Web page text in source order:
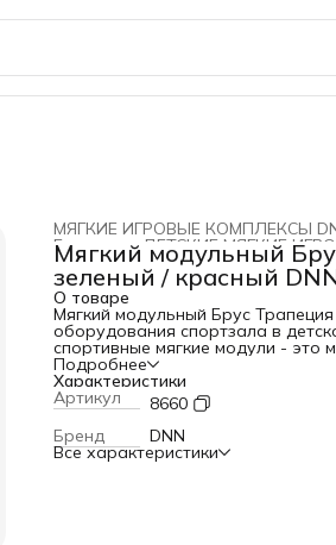
МЯГКИЕ ИГРОВЫЕ КОМПЛЕКСЫ
ДЕТСКИЕ МЯГКИЕ
Главная ›
Мягкий модульный
зеленый / красный
О товаре
Мягкий модульный Брус
оборудования спортзала в
спортивные мягкие модули - это
арки, туннели, вестибулярные
организации физкультурных
Такой инвентарь незаменим для
положительное влияние на
самочувствие детей, в занятиях
системы детского организма. И,
безопасность - никаких синяков,
Подробнее
Характеристики
Артикул
8660
Бренд
DNN
Все характеристики